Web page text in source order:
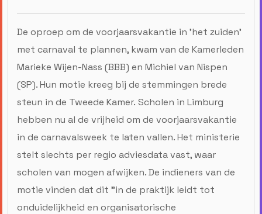
De oproep om de voorjaarsvakantie in 'het zuiden'
met carnaval te plannen, kwam van de Kamerleden
Marieke Wijen-Nass (BBB) en Michiel van Nispen
(SP). Hun motie kreeg bij de stemmingen brede
steun in de Tweede Kamer. Scholen in Limburg
hebben nu al de vrijheid om de voorjaarsvakantie
in de carnavalsweek te laten vallen. Het ministerie
stelt slechts per regio adviesdata vast, waar
scholen van mogen afwijken. De indieners van de
motie vinden dat dit "in de praktijk leidt tot
onduidelijkheid en organisatorische